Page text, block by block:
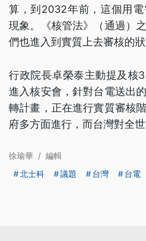
算，到2032年前，這個用
現象。《核管法》（通過）
們也進入到實質上去審核的狀
行政院長卓榮泰主動提及核
進入核安會，針對台電送出
轉計畫，正在進行實質審核
府多方面進行，而台灣對全
徐瑜華 / 編輯
北士科
議題 台灣 台電